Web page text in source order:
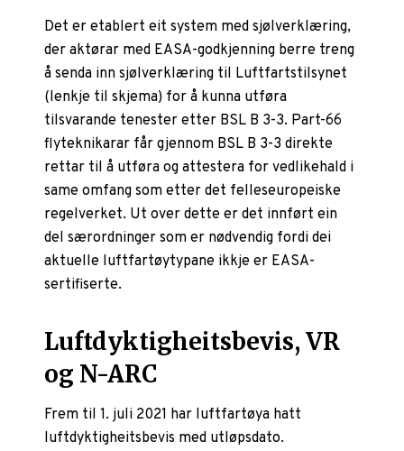
Det er etablert eit system med sjølverklæring,
der aktørar med EASA-godkjenning berre treng
å senda inn sjølverklæring til Luftfartstilsynet
(lenkje til skjema) for å kunna utføra
tilsvarande tenester etter BSL B 3-3. Part-66
flyteknikarar får gjennom BSL B 3-3 direkte
rettar til å utføra og attestera for vedlikehald i
same omfang som etter det felleseuropeiske
regelverket. Ut over dette er det innført ein
del særordninger som er nødvendig fordi dei
aktuelle luftfartøytypane ikkje er EASA-
sertifiserte.
Luftdyktigheitsbevis, VR
og N-ARC
Frem til 1. juli 2021 har luftfartøya hatt
luftdyktigheitsbevis med utløpsdato.